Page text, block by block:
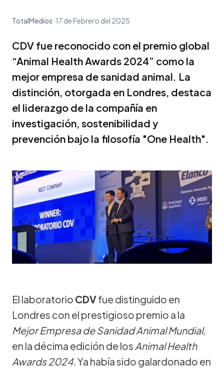
TotalMedios 17 de Febrero del 2025
CDV fue reconocido con el premio global
“Animal Health Awards 2024” como la
mejor empresa de sanidad animal. La
distinción, otorgada en Londres, destaca
el liderazgo de la compañía en
investigación, sostenibilidad y
prevención bajo la filosofía "One Health".
El laboratorio CDVfue distinguido en
Londres con el prestigioso premio a la
Mejor Empresa de Sanidad Animal Mundial,
en la décima edición de los Animal Health
Awards 2024. Ya había sido galardonado en